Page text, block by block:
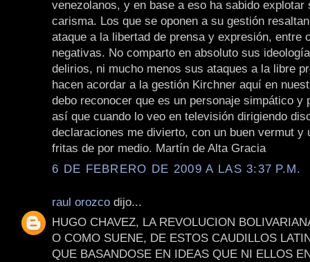
venezolanos, y en base a eso ha sabido explotar
carisma. Los que se oponen a su gestión
ataque a la libertad de prensa y expresión, entre
negativas. No comparto en absoluto sus
delirios, ni mucho menos sus ataques a la libre
hacen acordar a la gestión Kirchner aquí en
debo reconocer que es un personaje simpático y
así que cuando lo veo en televisión dirigiendo
declaraciones me divierto, con un buen vermut y
fritas de por medio. Martín de Alta Gracia
6 DE FEBRERO DE 2009 A LAS 3:37 P.M.
raul orozco dijo...
HUGO CHAVEZ, LA REVOLUCION
O COMO SUENE, DE ESTOS CAUDILLOS
QUE BASANDOSE EN IDEAS QUE NI ELLOS